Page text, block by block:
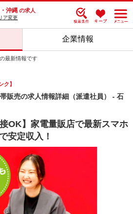
沖縄 の求人
ア変更
企業情報
最新情報です
ク】
販売の求人情報詳細（派遣社員） - 石
OK】家電量販店で最新スマホ
安定収入！